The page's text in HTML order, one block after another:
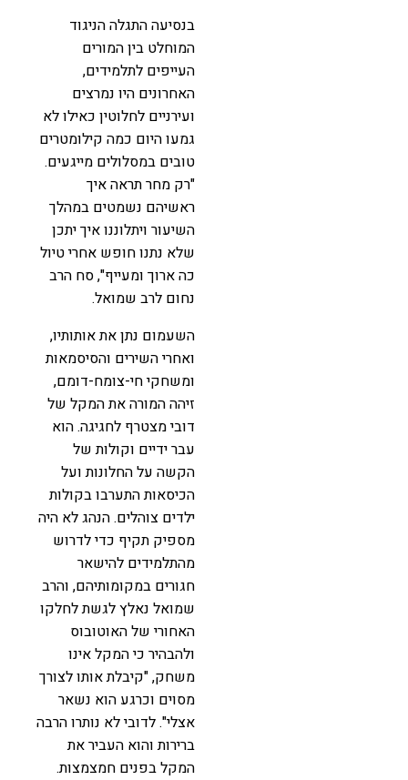
בנסיעה התגלה הניגוד
המוחלט בין המורים
העייפים לתלמידים,
האחרונים היו נמרצים
ועירניים לחלוטין כאילו לא
גמעו היום כמה קילומטרים
טובים במסלולים מייגעים.
"רק מחר תראה איך
ראשיהם נשמטים במהלך
השיעור ויתלוננו איך יתכן
שלא נתנו חופש אחרי טיול
כה ארוך ומעייף", סח הרב
נחום לרב שמואל.
השעמום נתן את אותותיו,
ואחרי השירים והסיסמאות
ומשחקי חי-צומח-דומם,
זיהה המורה את המקל של
דובי מצטרף לחגיגה. הוא
עבר ידיים וקולות של
הקשה על החלונות ועל
הכיסאות התערבו בקולות
ילדים צוהלים. הנהג לא היה
מספיק תקיף כדי לדרוש
מהתלמידים להישאר
חגורים במקומותיהם, והרב
שמואל נאלץ לגשת לחלקו
האחורי של האוטובוס
ולהבהיר כי המקל אינו
משחק, "קיבלת אותו לצורך
מסוים וכרגע הוא נשאר
אצלי". לדובי לא נותרו הרבה
ברירות והוא העביר את
המקל בפנים חמצמצות.